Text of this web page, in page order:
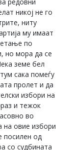
никој не го
ниту
му имаат
по
но мора да се
земе бел
сака помеѓу
пролет и да
избори на
и тежок
во
на овие избори
посилен од
со судбината